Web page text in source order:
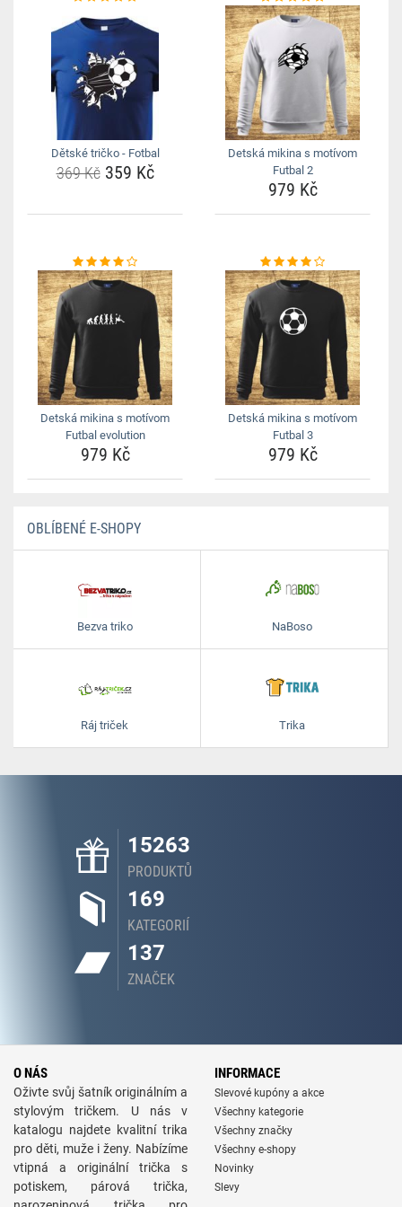
Dětské tričko - Fotbal
369 Kč359 Kč
Detská mikina s motívom
Futbal 2
979 Kč
Detská mikina s motívom
Futbal evolution
979 Kč
Detská mikina s motívom
Futbal 3
979 Kč
OBLÍBENÉ E-SHOPY
Bezva triko NaBoso
Ráj triček Trika
15263
PRODUKTŮ
169
KATEGORIÍ
137
ZNAČEK
O NÁS
Oživte svůj šatník originálním a
stylovým tričkem. U nás v
katalogu najdete kvalitní trika
pro děti, muže i ženy. Nabízíme
vtipná a originální trička s
potiskem, párová trička,
INFORMACE
Slevové kupóny a akce
Všechny kategorie
Všechny značky
Všechny e-shopy
Novinky
Slevy